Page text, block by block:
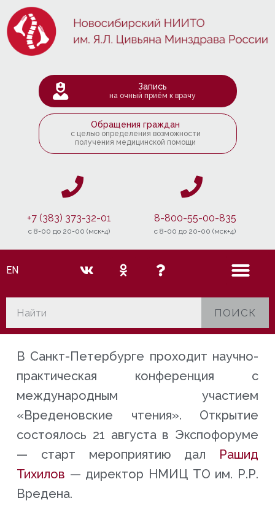
Запись
на очный приём к врачу
Обращения граждан
с целью определения возможности
получения медицинской помощи
+7 (383) 373-32-01
c 8-00 до 20-00 (мск+4)
8-800-55-00-835
c 8-00 до 20-00 (мск+4)
EN
ПОИСК
В Санкт-Петербурге проходит научно-
практическая конференция с
международным участием
«Вреденовские чтения». Открытие
состоялось 21 августа в Экспофоруме
— старт мероприятию дал Рашид
Тихилов — директор НМИЦ ТО им. Р.Р.
Вредена.